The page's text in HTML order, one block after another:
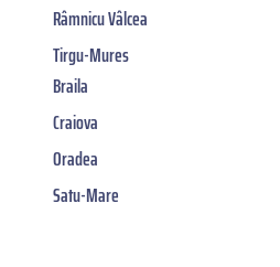
Râmnicu Vâlcea
Tirgu-Mures
Braila
Craiova
Oradea
Satu-Mare